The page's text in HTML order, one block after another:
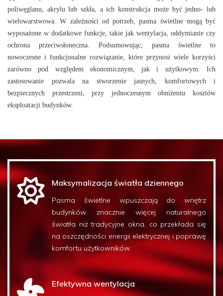
poliwęglanu, akrylu lub szkła, a ich konstrukcja może być jedno- lub
wielowarstwowa. W zależności od potrzeb, pasma świetlne mogą być
wyposażone w dodatkowe funkcje, takie jak wentylacja, oddymianie czy
ochrona przeciwsłoneczna. Podsumowując, pasma świetlne to
nowoczesne i funkcjonalne rozwiązanie, które przynosi wiele korzyści
zarówno pod względem ekonomicznym, jak i użytkowym. Ich
zastosowanie pozwala na stworzenie jasnych, komfortowych i
bezpiecznych przestrzeni, przy jednoczesnym obniżeniu kosztów
eksploatacji budynków.
Maksymalizacja światła dziennego
Pasma świetlne wpuszczają do wnętrz
budynków znacznie więcej naturalnego
światła niż tradycyjne okna, co przekłada się
na oszczędności energii elektrycznej i poprawę
komfortu użytkowników.
Efektywna wentylacja